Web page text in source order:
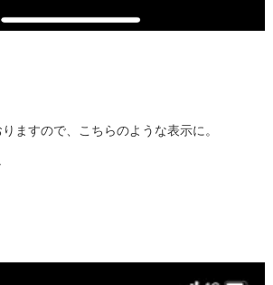
ますので、こちらのような表示に。